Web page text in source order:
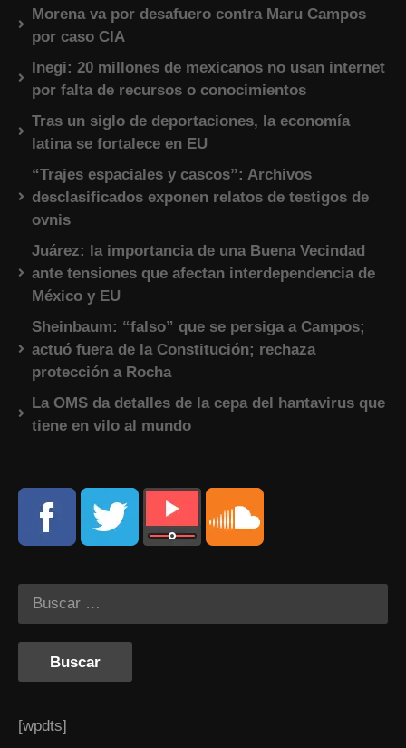
Morena va por desafuero contra Maru Campos
por caso CIA
Inegi: 20 millones de mexicanos no usan internet
por falta de recursos o conocimientos
Tras un siglo de deportaciones, la economía
latina se fortalece en EU
“Trajes espaciales y cascos”: Archivos
desclasificados exponen relatos de testigos de
ovnis
Juárez: la importancia de una Buena Vecindad
ante tensiones que afectan interdependencia de
México y EU
Sheinbaum: “falso” que se persiga a Campos;
actuó fuera de la Constitución; rechaza
protección a Rocha
La OMS da detalles de la cepa del hantavirus que
tiene en vilo al mundo
[wpdts]